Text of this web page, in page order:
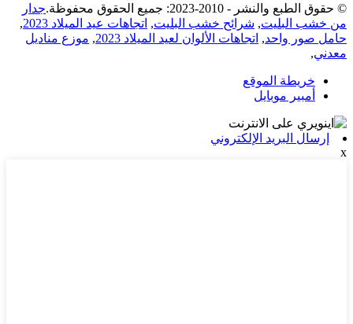
© حقوق الطبع والنشر - 2010-2023: جميع الحقوق محفوظة.
جدار
من خشب البليت, شرائح خشب البليت, اتجاهات عيد الميلاد 2023
,
حامل صور واحد, اتجاهات الألوان لعيد الميلاد 2023 , موزع مناديل
معدني,
خريطة الموقع
أمبير موبايل
إرسال البريد الإلكتروني
x